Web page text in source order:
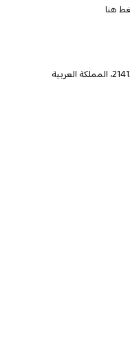
هنا
King Abdullah St، البغدادية الغربية، جدة 21413، المملكة العربية